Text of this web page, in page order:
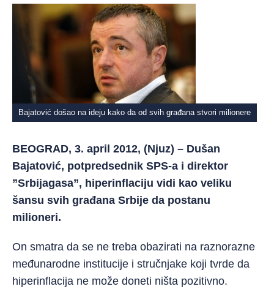
Bajatović došao na ideju kako da od svih građana stvori milionere
BEOGRAD, 3. april 2012, (Njuz) – Dušan
Bajatović, potpredsednik SPS-a i direktor
”Srbijagasa”, hiperinflaciju vidi kao veliku
šansu svih građana Srbije da postanu
milioneri.
On smatra da se ne treba obazirati na raznorazne
međunarodne institucije i stručnjake koji tvrde da
hiperinflacija ne može doneti ništa pozitivno.